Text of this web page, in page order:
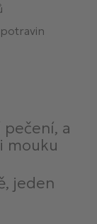
a
mouku
jeden